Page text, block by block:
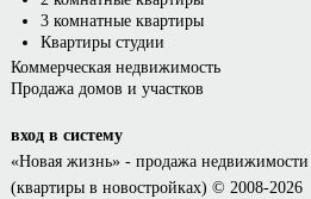
3 комнатные квартиры
Квартиры студии
Коммерческая недвижимость
Продажа домов и участков
вход в систему
«Новая жизнь»- продажа недвижимости
(квартиры в новостройках) © 2008-2026